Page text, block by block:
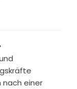
nach einer